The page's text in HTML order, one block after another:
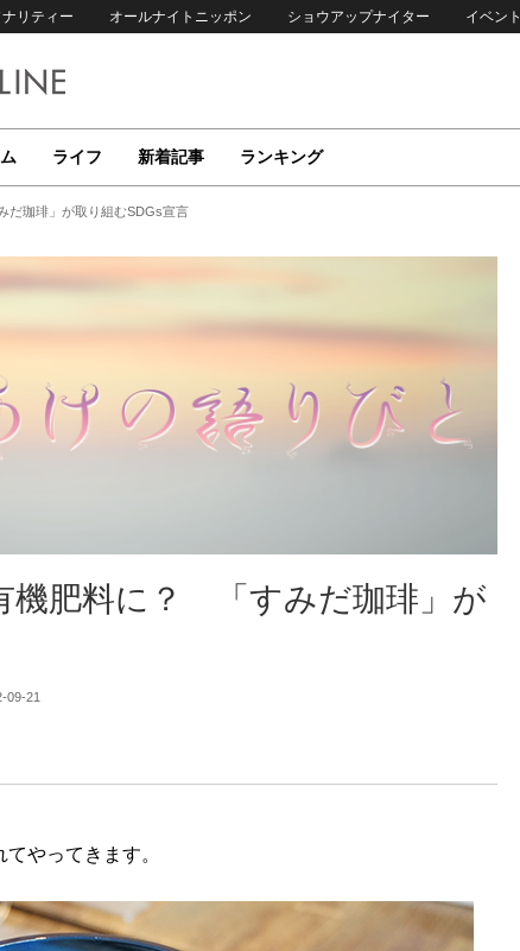
リティー オールナイトニッポン ショウアップナイター イベント
ライフ 新着記事 ランキング
だ珈琲」が取り組むSDGs宣言
機肥料に？ 「すみだ珈琲」が
09-21
やってきます。